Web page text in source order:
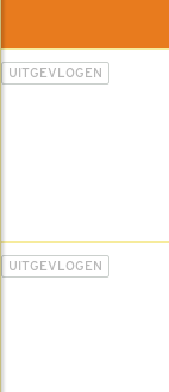
UITGEVLOGEN
UITGEVLOGEN